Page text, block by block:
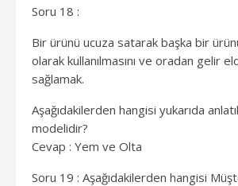
Soru 18 :
Bir ürünü ucuza satarak başka bir
olarak kullanılmasını ve oradan gelir
sağlamak.
Aşağıdakilerden hangisi yukarıda
modelidir?
Cevap : Yem ve Olta
Soru 19 : Aşağıdakilerden hangisi